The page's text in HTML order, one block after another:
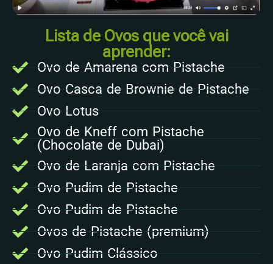
Lista de Ovos que você vai
aprender:
Ovo de Amarena com Pistache
Ovo Casca de Brownie de Pistache
Ovo Lotus
Ovo de Kneff com Pistache
(Chocolate de Dubai)
Ovo de Laranja com Pistache
Ovo Pudim de Pistache
Ovo Pudim de Pistache
Ovos de Pistache (premium)
Ovo Pudim Clássico